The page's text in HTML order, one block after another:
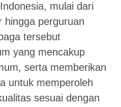
mulai dari
hingga perguruan
tersebut
yang mencakup
serta memberikan
untuk memperoleh
sesuai dengan